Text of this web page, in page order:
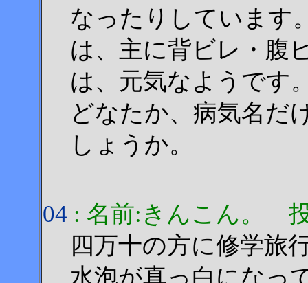
なったりしています
は、主に背ビレ・腹
は、元気なようです
どなたか、病気名だ
しょうか。
04 : 名前:きんこん。 投
四万十の方に修学旅
水泡が真っ白になっ